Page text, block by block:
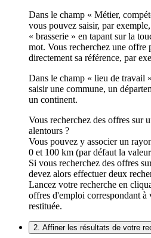
Dans le champ « Métier,
vous pouvez saisir, par
« brasserie » en tapant sur la
mot. Vous recherchez une offre
directement sa référence, par
Dans le champ « lieu de travail
saisir une commune, un
un continent.
Vous recherchez des offres sur
alentours ?
Vous pouvez y associer un
0 et 100 km (par défaut la
Si vous recherchez des offres
devez alors effectuer deux
Lancez votre recherche en
offres d'emploi correspondant à
restituée.
2. Affiner les résultats de votre